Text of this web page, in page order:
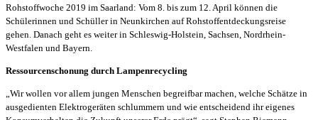
Rohstoffwoche 2019 im Saarland: Vom 8. bis zum 12. April können die
Schülerinnen und Schüller in Neunkirchen auf Rohstoffentdeckungsreise
gehen. Danach geht es weiter in Schleswig-Holstein, Sachsen, Nordrhein-
Westfalen und Bayern.
Ressourcenschonung durch Lampenrecycling
„Wir wollen vor allem jungen Menschen begreifbar machen, welche Schätze in
ausgedienten Elektrogeräten schlummern und wie entscheidend ihr eigenes